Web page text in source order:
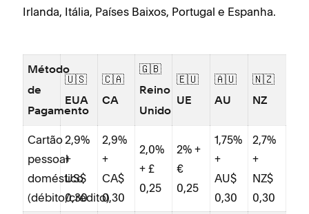
Irlanda, Itália, Países Baixos, Portugal e Espanha.
Método
de
Pagamento
🇺🇸
EUA
🇨🇦
CA
🇬🇧
Reino
Unido
🇪🇺
UE
🇦🇺
AU
🇳🇿
NZ
Cartão
pessoal
doméstico
(débito/crédito)
2,9%
+
US$
0,30
2,9%
+
CA$
0,30
2,0%
+ £
0,25
2% +
€
0,25
1,75%
+
AU$
0,30
2,7%
+
NZ$
0,30